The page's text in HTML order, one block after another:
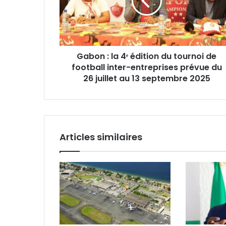
édition
du
tournoi
de
football
entreprises
26
septembre
2025
Gabon : la 4ᵉ édition du tournoi de
football inter-entreprises prévue du
26 juillet au 13 septembre 2025
Articles similaires